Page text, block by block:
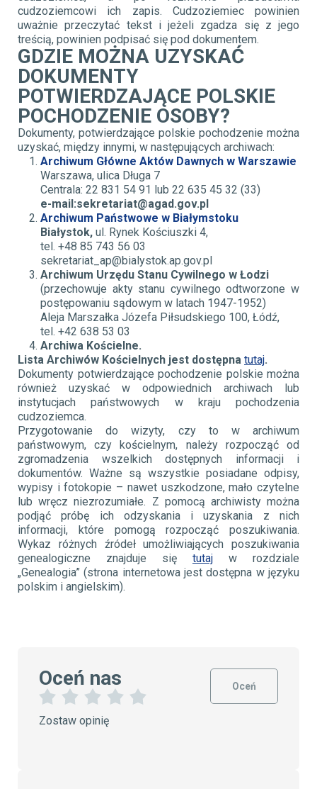
cudzoziemcowi ich zapis. Cudzoziemiec powinien
uważnie przeczytać tekst i jeżeli zgadza się z jego
treścią, powinien podpisać się pod dokumentem.
GDZIE MOŻNA UZYSKAĆ
DOKUMENTY
POTWIERDZAJĄCE POLSKIE
POCHODZENIE OSOBY?
Dokumenty, potwierdzające polskie pochodzenie można
uzyskać, między innymi, w następujących archiwach:
Archiwum Główne Aktów Dawnych w Warszawie
Warszawa, ulica Długa 7
Centrala: 22 831 54 91 lub 22 635 45 32 (33)
e-mail:sekretariat@agad.gov.pl
Archiwum Państwowe w Białymstoku
Białystok, ul. Rynek Kościuszki 4,
tel. +48 85 743 56 03
sekretariat_ap@bialystok.ap.gov.pl
Archiwum Urzędu Stanu Cywilnego w Łodzi
(przechowuje akty stanu cywilnego odtworzone w
postępowaniu sądowym w latach 1947-1952)
Aleja Marszałka Józefa Piłsudskiego 100, Łódź,
tel. +42 638 53 03
Archiwa Kościelne.
Lista Archiwów Kościelnych jest dostępna tutaj.
Dokumenty potwierdzające pochodzenie polskie można
również uzyskać w odpowiednich archiwach lub
instytucjach państwowych w kraju pochodzenia
cudzoziemca.
Przygotowanie do wizyty, czy to w archiwum
państwowym, czy kościelnym, należy rozpocząć od
zgromadzenia wszelkich dostępnych informacji i
dokumentów. Ważne są wszystkie posiadane odpisy,
wypisy i fotokopie – nawet uszkodzone, mało czytelne
lub wręcz niezrozumiałe. Z pomocą archiwisty można
podjąć próbę ich odzyskania i uzyskania z nich
informacji, które pomogą rozpocząć poszukiwania.
Wykaz różnych źródeł umożliwiających poszukiwania
genealogiczne znajduje się tutaj w rozdziale
„Genealogia” (strona internetowa jest dostępna w języku
polskim i angielskim).
Oceń nas
G
G
G
Zostaw opinię
Oceń